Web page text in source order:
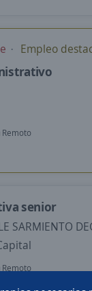
Empleo
Remoto
senior
SARMIENTO
Remoto